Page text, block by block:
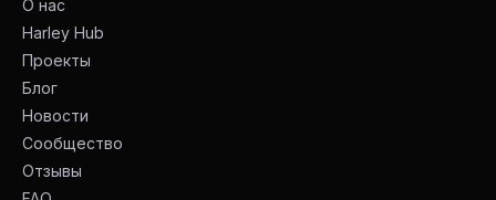
О нас
Harley Hub
Проекты
Блог
Новости
Сообщество
Отзывы